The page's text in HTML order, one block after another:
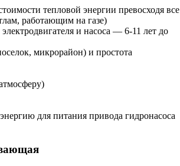
тепловой энергии превосходя все
работающим на газе)
и насоса — 6-11 лет до
микрорайон) и простота
для питания привода гидронасоса